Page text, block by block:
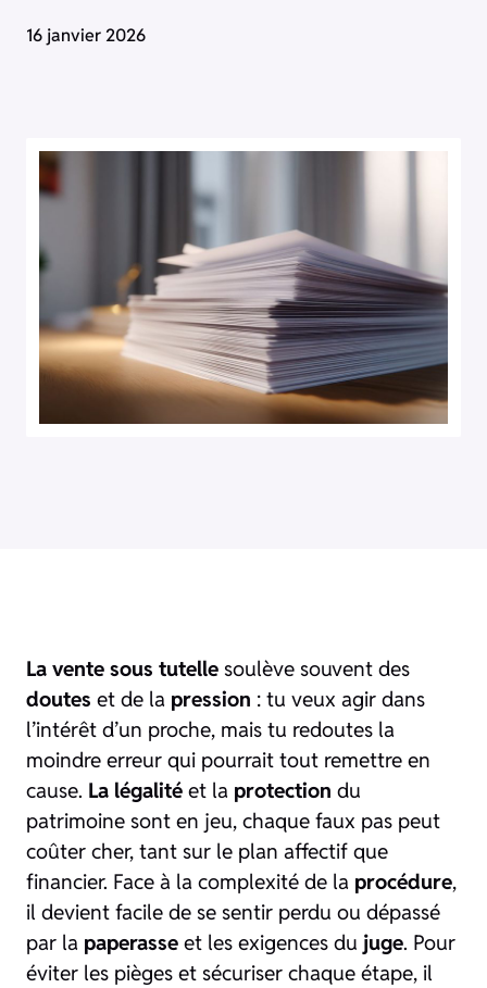
16 janvier 2026
La vente sous tutelle soulève souvent des
doutes et de la pression : tu veux agir dans
l’intérêt d’un proche, mais tu redoutes la
moindre erreur qui pourrait tout remettre en
cause. La légalité et la protection du
patrimoine sont en jeu, chaque faux pas peut
coûter cher, tant sur le plan affectif que
financier. Face à la complexité de la procédure,
il devient facile de se sentir perdu ou dépassé
par la paperasse et les exigences du juge. Pour
éviter les pièges et sécuriser chaque étape, il